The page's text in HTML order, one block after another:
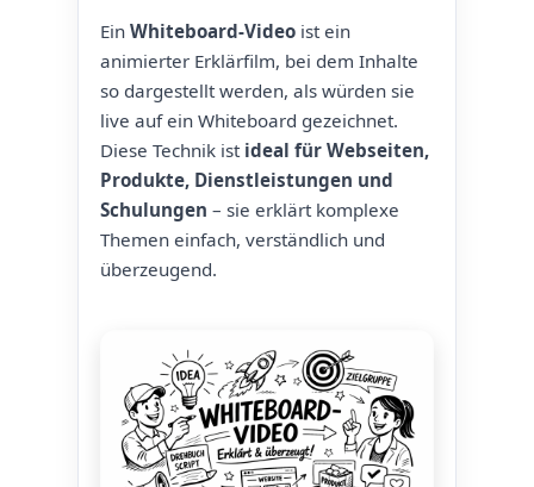
Ein Whiteboard-Videoist ein
animierter Erklärfilm, bei dem Inhalte
so dargestellt werden, als würden sie
live auf ein Whiteboard gezeichnet.
Diese Technik ist ideal für Webseiten,
Produkte, Dienstleistungen und
Schulungen – sie erklärt komplexe
Themen einfach, verständlich und
überzeugend.